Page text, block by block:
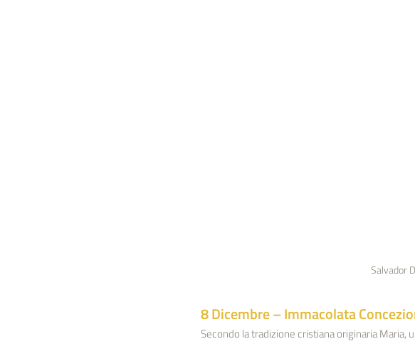
Salvador
8 Dicembre – Immacolata
Secondo la tradizione cristiana originaria Maria,